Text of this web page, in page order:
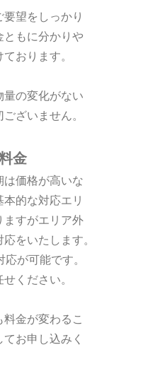
望をしっかり
ともに分かりや
おります。
量の変化がない
ざいません。
金
は価格が高いな
的な対応エリ
ますがエリア外
をいたします。
が可能です。
ください。
金が変わるこ
お申し込みく